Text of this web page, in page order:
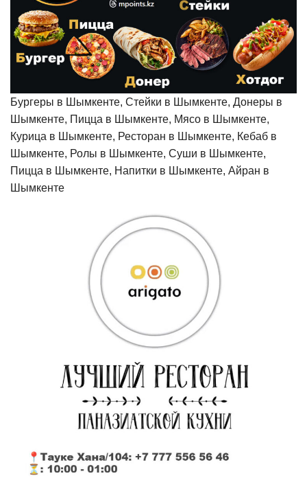
Бургеры в Шымкенте, Стейки в Шымкенте, Донеры в
Шымкенте, Пицца в Шымкенте, Мясо в Шымкенте,
Курица в Шымкенте, Ресторан в Шымкенте, Кебаб в
Шымкенте, Ролы в Шымкенте, Суши в Шымкенте,
Пицца в Шымкенте, Напитки в Шымкенте, Айран в
Шымкенте